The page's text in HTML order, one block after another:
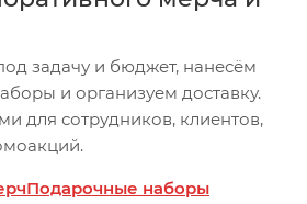
задачу и бюджет, нанесём
и организуем доставку.
для сотрудников, клиентов,
Подарочные наборы